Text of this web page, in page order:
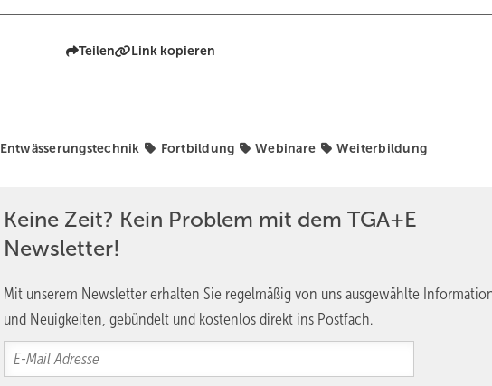
Teilen Link kopieren
Entwässerungstechnik Fortbildung Webinare Weiterbildung
Keine Zeit? Kein Problem mit dem TGA+E
Newsletter!
Mit unserem Newsletter erhalten Sie regelmäßig von uns ausgewählte
und Neuigkeiten, gebündelt und kostenlos direkt ins Postfach.